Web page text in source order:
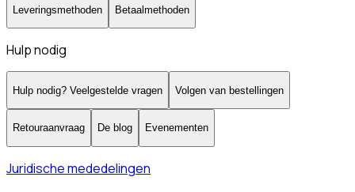
Leveringsmethoden Betaalmethoden
Hulp nodig
Hulp nodig? Veelgestelde vragen Volgen van bestellingen
Retouraanvraag De blog Evenementen
Juridische mededelingen